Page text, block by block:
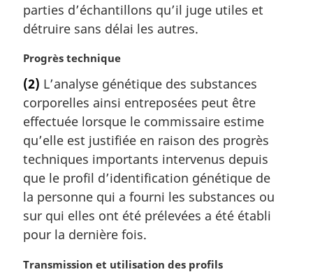
e
:
parties d’échantillons qu’il juge utiles et
détruire sans délai les autres.
N
t
e
m
a
g
i
n
a
e
:
Progrès technique
(2) L’analyse génétique des substances
corporelles ainsi entreposées peut être
effectuée lorsque le commissaire estime
qu’elle est justifiée en raison des progrès
techniques importants intervenus depuis
que le profil d’identification génétique de
la personne qui a fourni les substances ou
sur qui elles ont été prélevées a été établi
pour la dernière fois.
N
Transmission et utilisation des profils